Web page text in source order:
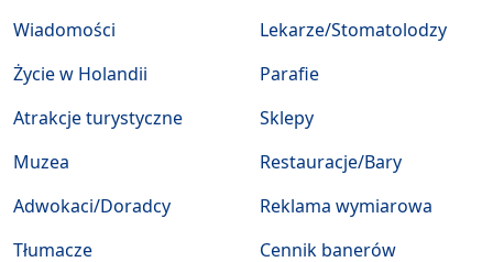
Wiadomości
Życie w Holandii
Atrakcje turystyczne
Muzea
Lekarze/Stomatolodzy
Parafie
Sklepy
Restauracje/Bary
Adwokaci/Doradcy
Tłumacze
Reklama wymiarowa
Cennik banerów